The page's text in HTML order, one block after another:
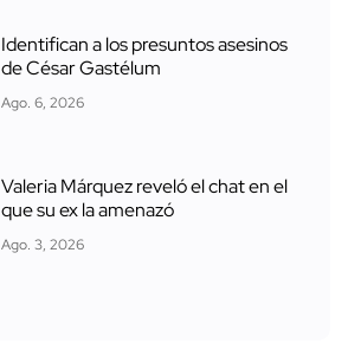
Identifican a los presuntos asesinos
de César Gastélum
Ago. 6, 2026
Valeria Márquez reveló el chat en el
que su ex la amenazó
Ago. 3, 2026